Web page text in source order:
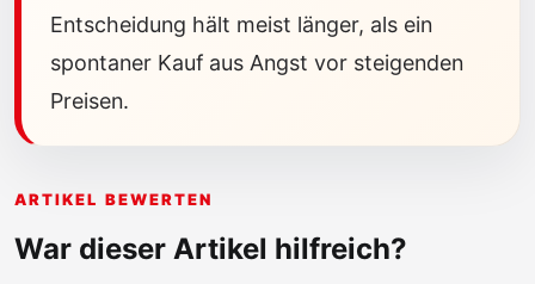
Entscheidung hält meist länger, als ein
spontaner Kauf aus Angst vor steigenden
Preisen.
ARTIKEL BEWERTEN
War dieser Artikel hilfreich?